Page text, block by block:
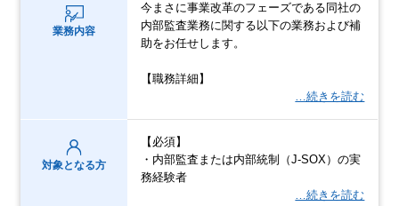
業務内容
今まさに事業改革のフェーズである同社の
内部監査業務に関する以下の業務および補
助をお任せします。
【職務詳細】
…続きを読む
対象となる方
【必須】
・内部監査または内部統制（J-SOX）の実
務経験者
…続きを読む